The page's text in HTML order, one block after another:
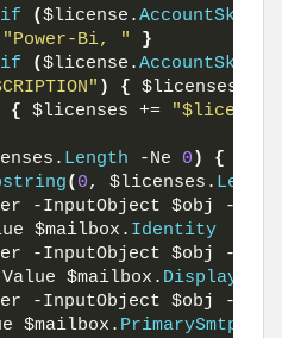
($license.AccountSkuId
"Power-Bi, "
}
($license.AccountSkuId
) { $licenses +=
{ $licenses +=
Length -Ne 0 ) {
( 0, $licenses. Length
-InputObject $obj -
$mailbox. Identity
-InputObject $obj -
$mailbox. DisplayName
-InputObject $obj -
$mailbox.